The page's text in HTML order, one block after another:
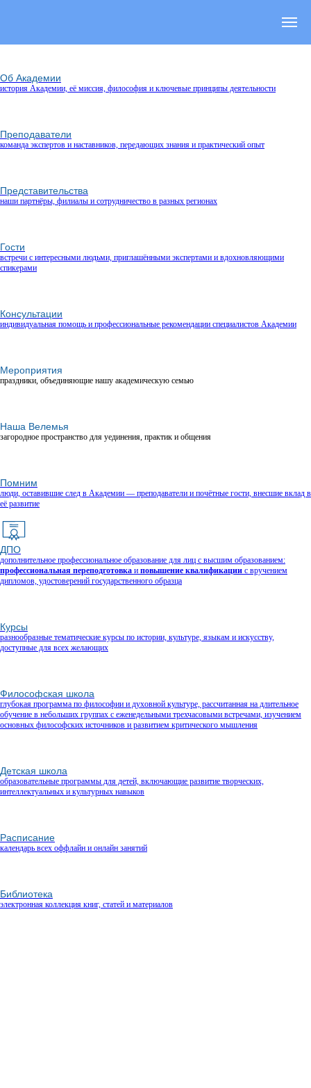
Об Академии
история Академии, её миссия, философия и ключевые принципы деятельности
Преподаватели
команда экспертов и наставников, передающих знания и практический опыт
Представительства
наши партнёры, филиалы и сотрудничество в разных регионах
Гости
встречи с интересными людьми, приглашёнными экспертами и вдохновляющими
спикерами
Консультации
индивидуальная помощь и профессиональные рекомендации специалистов Академии
Мероприятия
праздники, объединяющие нашу академическую семью
Наша Велемья
загородное пространство для уединения, практик и общения
Помним
люди, оставившие след в Академии — преподаватели и почётные гости, внесшие вклад в
её развитие
ДПО
дополнительное профессиональное образование для лиц с высшим образованием:
профессиональная переподготовка и повышение квалификации с вручением
дипломов, удостоверений государственного образца
Курсы
разнообразные тематические курсы по истории, культуре, языкам и искусству,
доступные для всех желающих
Философская школа
глубокая программа по философии и духовной культуре, рассчитанная на длительное
обучение в небольших группах с еженедельными трехчасовыми встречами, изучением
основных философских источников и развитием критического мышления
Детская школа
образовательные программы для детей, включающие развитие творческих,
интеллектуальных и культурных навыков
Расписание
календарь всех оффлайн и онлайн занятий
Библиотека
электронная коллекция книг, статей и материалов